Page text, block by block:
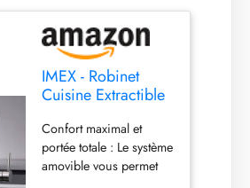
minimaliste et élégante
qui s’intègre facilement
aux cuisines
contemporaines, offrant
une image sophistiquée
et élégante dans
n’importe quel espace.
IMEX - Robinet
Cuisine Extractible
Robinet
Monocommande
Évier | Robinetterie
Confort maximal et
portée totale : Le système
amovible vous permet